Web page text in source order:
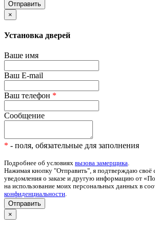
×
Установка дверей
Ваше имя
Ваш E-mail
Ваш телефон *
Сообщение
* - поля, обязательные для заполнения
Подробнее об условиях вызова замерщика.
Нажимая кнопку "Отправить", я подтверждаю своё
уведомления о заказе и другую информацию от
на использование моих персональных данных в
конфиденциальности.
Отправить
×